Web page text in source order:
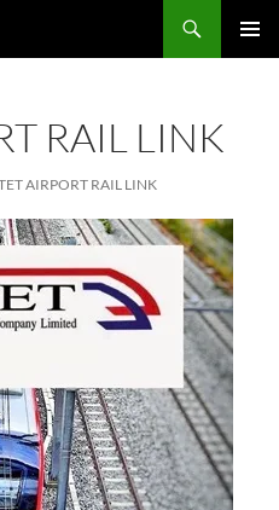
RAIL LINK
AIRPORT RAIL LINK